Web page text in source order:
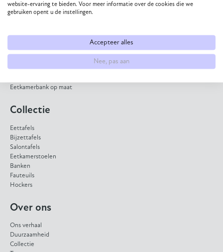
Direct naar
Bank op maat laten maken
Dekton eettafel
Eetkamerbank op maat
Collectie
Eettafels
Bijzettafels
Salontafels
Eetkamerstoelen
Banken
Fauteuils
Hockers
Over ons
Ons verhaal
Duurzaamheid
Collectie
website-ervaring te bieden. Voor meer informatie over de cookies die we
gebruiken opent u de instellingen.
Accepteer alles
Nee, pas aan